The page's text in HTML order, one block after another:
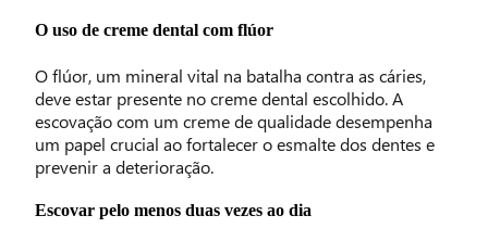
O uso de creme dental com flúor
O flúor, um mineral vital na batalha contra as cáries,
deve estar presente no creme dental escolhido. A
escovação com um creme de qualidade desempenha
um papel crucial ao fortalecer o esmalte dos dentes e
prevenir a deterioração.
Escovar pelo menos duas vezes ao dia